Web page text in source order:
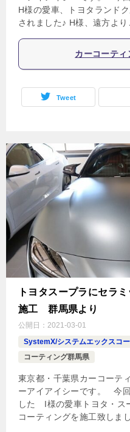
H様の愛車、トヨタランド
されました♪ H様、遠方よ
カーコーテ
Tweet
トヨタスープラにセラ
施工 群馬県より
公開日： 2021-03-01
SystemX/システムエックスコ
コーティング群馬県
東京都・千葉県カーコーテ
ーアイアイシーです。 今
した I様の愛車トヨタ・ス
コーティングを施工致しま